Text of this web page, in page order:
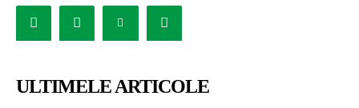
ULTIMELE ARTICOLE